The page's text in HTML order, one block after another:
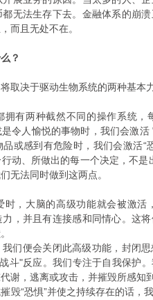
无法生存下去。金融体系的崩
而且无处不在。
？
决于驱动生物系统的两种基本力
有两种截然不同的操作系统，
令人愉悦的事物时，我们会激
或感到有危险时，我们会激活“
动、所做出的每一个决定，不是
无法同时做到这两点。
，大脑的高级功能就会被激活
，并且有连接感和同情心。这
便会关闭此高级功能，封闭思
斗"反应。我们专注于自我保护
谢，逃离或攻击，并摧毁所感知
“恐惧”并使之持续存在的话，